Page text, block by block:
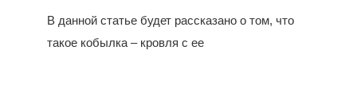
В данной статье будет рассказано о том, что
такое кобылка – кровля с ее